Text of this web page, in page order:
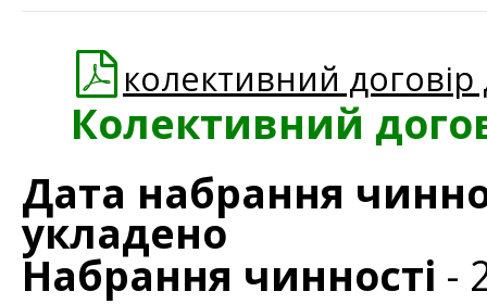
колективний
Колективний
Дата набрання
укладено
Набрання чинності -